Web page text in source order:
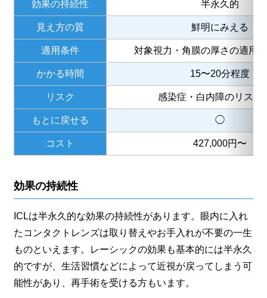
効果の持続性 半永久的
見え方の質 鮮明にみえる
適用条件 対象視力・角膜の厚さの適用
かかる時間 15〜20分程度
リスク 感染症・白内障のリスク
もとに戻せる ◯
コスト 427,000円〜
効果の持続性
ICLは半永久的な効果の持続性があります。眼内に入れ
たコンタクトレンズは取り替えやお手入れが不要の一生
ものといえます。レーシックの効果も基本的には半永久
的ですが、生活習慣などによって近視が戻ってしまう可
能性があり、再手術を受ける方もいます。